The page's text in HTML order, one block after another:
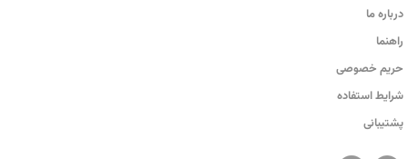
درباره ما
راهنما
حریم خصوصی
شرایط استفاده
پشتیبانی